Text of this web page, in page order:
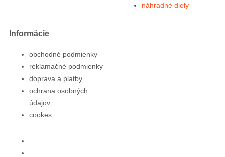
náhradné diely
Informácie
obchodné podmienky
reklamačné podmienky
doprava a platby
ochrana osobných
údajov
cookes